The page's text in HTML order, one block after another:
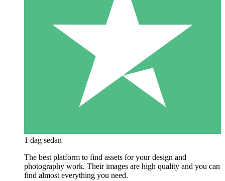
1 dag sedan
The best platform to find assets for your design and
photography work. Their images are high quality and you can
find almost everything you need.